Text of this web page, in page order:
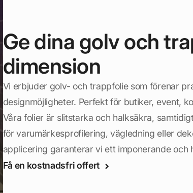
Ge dina golv och
dimension
Vi erbjuder golv- och trappfolie som förenar
designmöjligheter. Perfekt för butiker, event,
Våra folier är slitstarka och halksäkra,
för varumärkesprofilering, vägledning eller
applicering garanterar vi ett imponerande och
Få en kostnadsfri offert